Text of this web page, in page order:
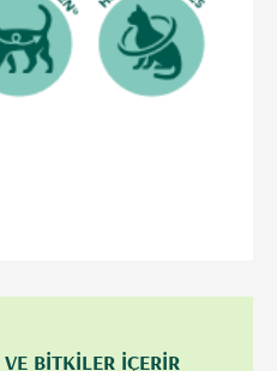
BİTKİLER İÇERİR